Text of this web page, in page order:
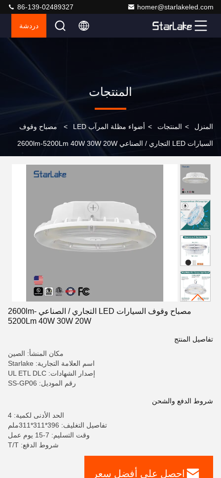
homer@starlakeled.com
86-139-02489327
دردشة
المنتجات
المنزل > المنتجات > أضواء مظلة المرآب LED > مصباح وقوف
السيارات LED التجاري / الصناعي 2600lm-5200Lm 40W 30W 20W
مصباح وقوف السيارات LED التجاري / الصناعي 2600lm-
5200Lm 40W 30W 20W
تفاصيل المنتج
مكان المنشأ: الصين
اسم العلامة التجارية: Starlake
إصدار الشهادات: UL ETL DLC
رقم الموديل: SS-GP06
شروط الدفع والشحن
الحد الأدنى لكمية: 4
تفاصيل التغليف: 396*311*311ملم
وقت التسليم: 7-15 يوم عمل
شروط الدفع: T/T
احصل على أفضل سعر